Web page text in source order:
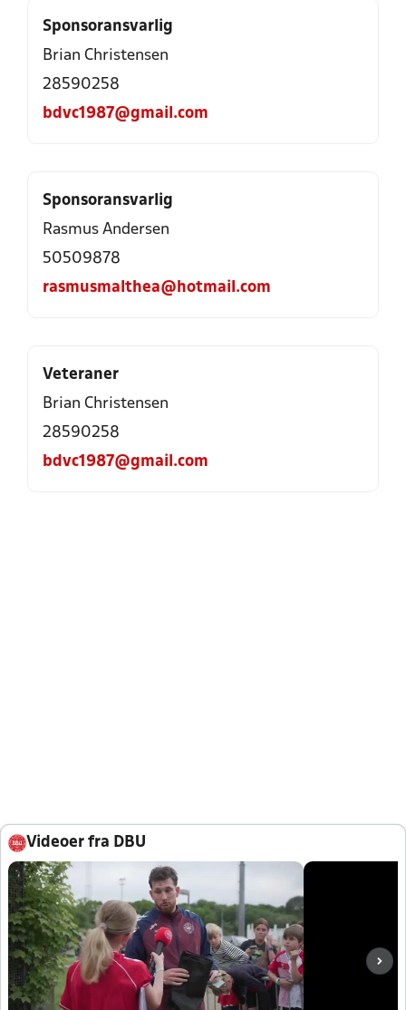
Sponsoransvarlig
Brian Christensen
28590258
bdvc1987@gmail.com
Sponsoransvarlig
Rasmus Andersen
50509878
rasmusmalthea@hotmail.com
Veteraner
Brian Christensen
28590258
bdvc1987@gmail.com
Videoer fra DBU